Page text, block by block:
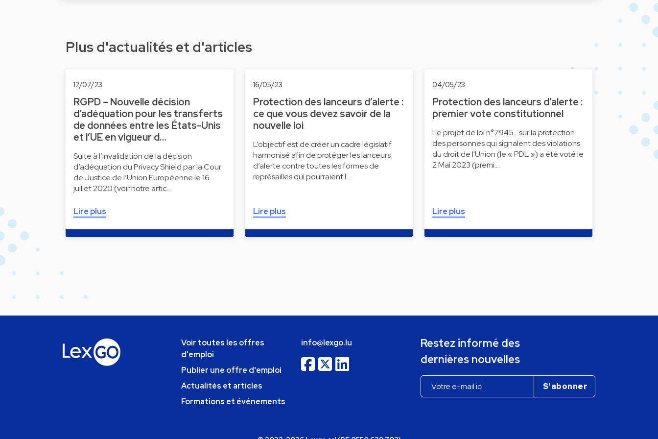
Plus d'actualités et d'articles
12/07/23
RGPD – Nouvelle décision
d’adéquation pour les transferts
de données entre les États-Unis
et l’UE en vigueur d…
Suite à l’invalidation de la décision
d’adéquation du Privacy Shield par la Cour
de Justice de l’Union Européenne le 16
juillet 2020 (voir notre artic…
Lire plus
16/05/23
Protection des lanceurs d’alerte :
ce que vous devez savoir de la
nouvelle loi
L’objectif est de créer un cadre législatif
harmonisé afin de protéger les lanceurs
d’alerte contre toutes les formes de
représailles qui pourraient l…
Lire plus
04/05/23
Protection des lanceurs d’alerte :
premier vote constitutionnel
Le projet de loi n°7945_ sur la protection
des personnes qui signalent des violations
du droit de l'Union (le « PDL ») a été voté le
2 Mai 2023 (premi…
Lire plus
Voir toutes les offres
d'emploi
Publier une offre d'emploi
Actualités et articles
Formations et événements
info@lexgo.lu
Restez informé des
dernières nouvelles